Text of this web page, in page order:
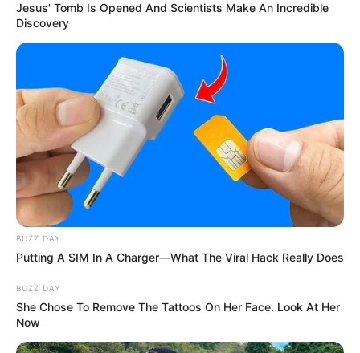
(foto: instagram/aqeelacalista)
FAQ
Siapa Aqeela Calista ?
Dia adalah penyanyi, aktris kelahiran Jakarta, Indonesia.
Siapa nama asli Aqeela Calista?
Nama aslinya adalah Aqeela Aza Calista.
Dia terkenal karena pemain sinetronDari Jendela SMP.
Jesus' Tomb Is Opened And Scientists Make An Incredible
Discovery
BUZZ DAY
Putting A SIM In A Charger—What The Viral Hack Really Does
BUZZ DAY
She Chose To Remove The Tattoos On Her Face. Look At Her
Now